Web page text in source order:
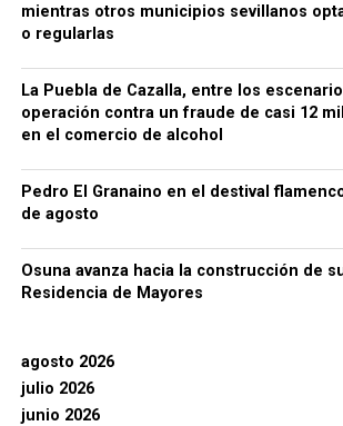
mientras otros municipios sevillanos
o regularlas
La Puebla de Cazalla, entre los
operación contra un fraude de casi 12
en el comercio de alcohol
Pedro El Granaino en el destival
de agosto
Osuna avanza hacia la construcción de
Residencia de Mayores
agosto 2026
julio 2026
junio 2026